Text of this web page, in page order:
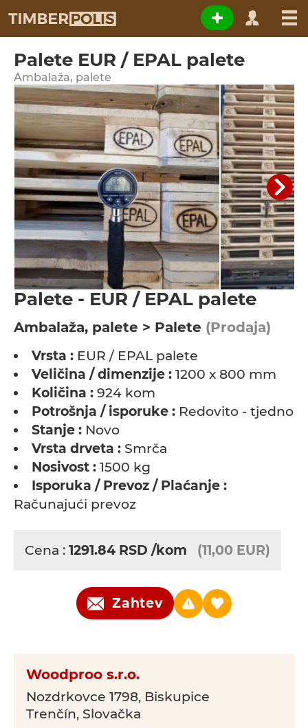
Palete EUR / EPAL palete
Ambalaža, palete
Palete - EUR / EPAL palete
Ambalaža, palete > Palete (Prodaja)
Vrsta : EUR / EPAL palete
Veličina / dimenzije : 1200 x 800 mm
Količina : 924 kom
Potrošnja / isporuke : Redovito - tjedno
Stanje : Novo
Vrsta drveta : Smrča
Nosivost : 1500 kg
Isporuka / Prevoz / Plaćanje :
Računajući prevoz
Cena : 1291.84 RSD /kom (11,00 EUR)
Zahtev
Woodproo s.r.o.
Nozdrkovce 1798, Biskupice
Trenčín, Slovačka